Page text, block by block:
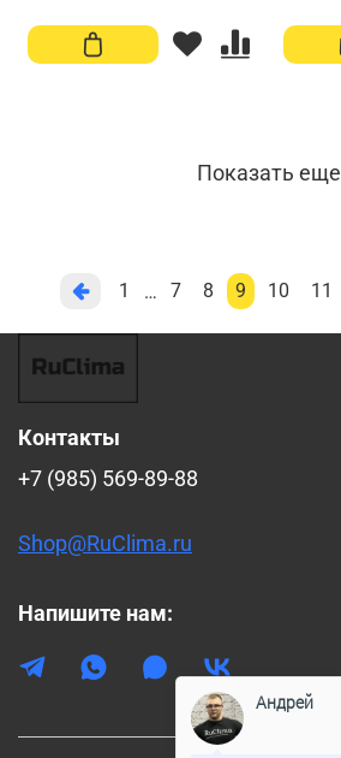
Показать еще
1 … 7 8 9 10 11
Контакты
+7 (985) 569-89-88
Shop@RuClima.ru
Напишите нам:
Андрей